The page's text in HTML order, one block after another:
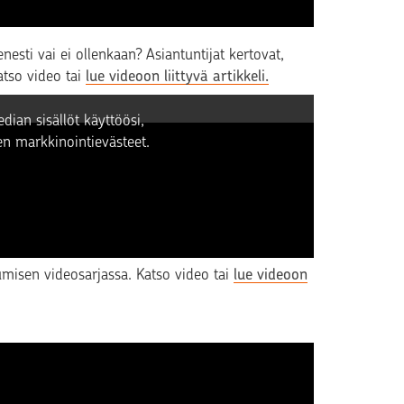
vai ei ollenkaan? Asiantuntijat kertovat,
video tai lue videoon liittyvä artikkeli.
sijoitusasuntoa
monelle houkuttelevan vaihtoehdon.
videosarjassa. Katso video tai lue videoon
sisällöt käyttöösi,
markkinointievästeet.